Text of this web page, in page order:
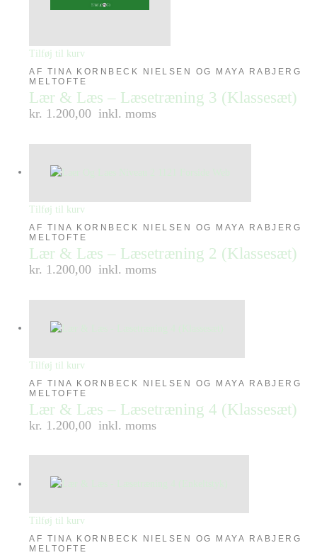
Tilføj til kurv
AF TINA KORNBECK NIELSEN OG MAYA RABJERG
MELTOFTE
Lær & Læs – Læsetræning 3 (Klassesæt)
kr. 1.200,00 inkl. moms
Tilføj til kurv
AF TINA KORNBECK NIELSEN OG MAYA RABJERG
MELTOFTE
Lær & Læs – Læsetræning 2 (Klassesæt)
kr. 1.200,00 inkl. moms
Tilføj til kurv
AF TINA KORNBECK NIELSEN OG MAYA RABJERG
MELTOFTE
Lær & Læs – Læsetræning 4 (Klassesæt)
kr. 1.200,00 inkl. moms
Tilføj til kurv
AF TINA KORNBECK NIELSEN OG MAYA RABJERG
MELTOFTE